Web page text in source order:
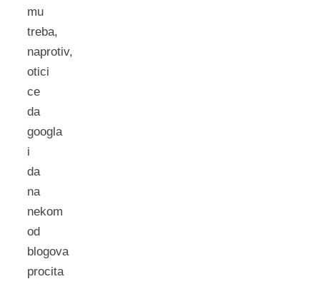
mu
treba,
naprotiv,
otici
ce
da
googla
i
da
na
nekom
od
blogova
procita